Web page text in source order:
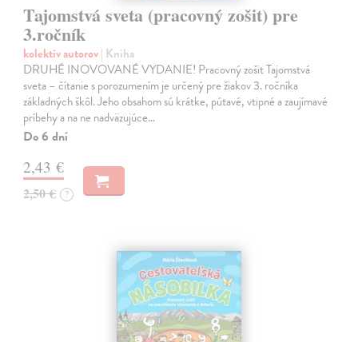
Tajomstvá sveta (pracovný zošit) pre
3.ročník
kolektív autorov| Kniha
DRUHÉ INOVOVANÉ VYDANIE! Pracovný zošit Tajomstvá
sveta – čítanie s porozumením je určený pre žiakov 3. ročníka
základných škôl. Jeho obsahom sú krátke, pútavé, vtipné a zaujímavé
príbehy a na ne nadväzujúce…
Do 6 dní
2,43 €
2,50 € ?